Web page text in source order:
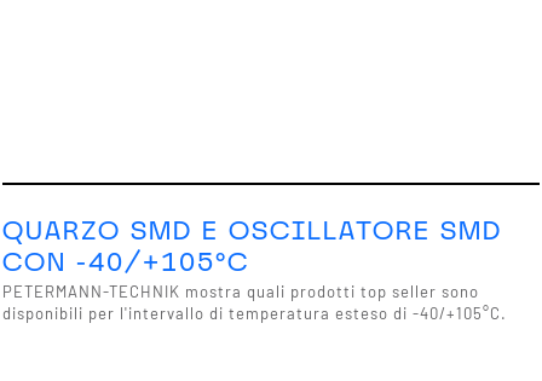
QUARZO SMD E OSCILLATORE SMD
CON -40/+105°C
PETERMANN-TECHNIK mostra quali prodotti top seller sono
disponibili per l'intervallo di temperatura esteso di -40/+105°C.